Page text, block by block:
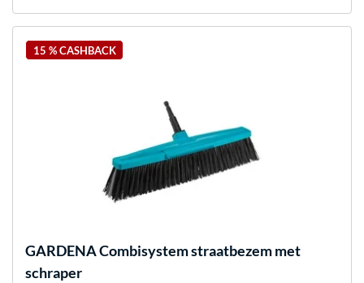
15 % CASHBACK
GARDENACombisystem straatbezem met
schraper